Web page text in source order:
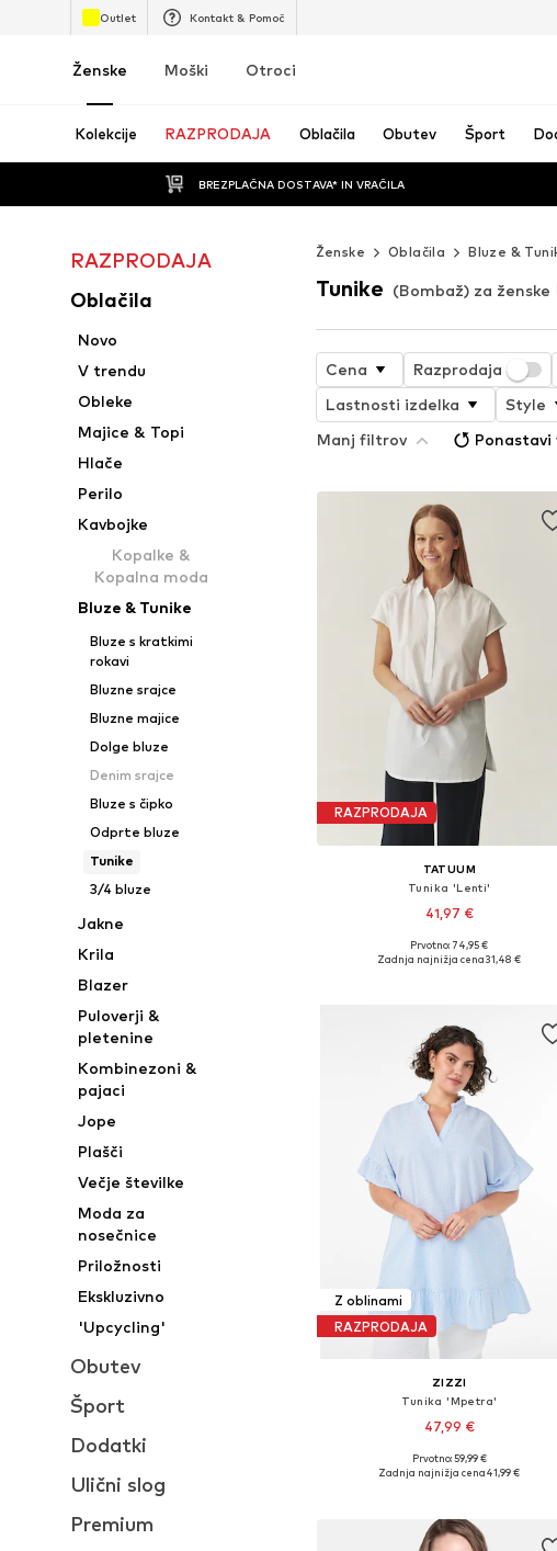
Outlet Kontakt & Pomoč
Ženske Moški Otroci
Kolekcije RAZPRODAJA Oblačila Obutev Šport
BREZPLAČNA DOSTAVA* IN VRAČILA
RAZPRODAJA
Oblačila
Novo
V trendu
Obleke
Majice & Topi
Hlače
Perilo
Kavbojke
Kopalke &
Kopalna moda
Bluze & Tunike
Bluze s kratkimi
rokavi
Bluzne srajce
Bluzne majice
Dolge bluze
Denim srajce
Bluze s čipko
Odprte bluze
Tunike
3/4 bluze
Jakne
Krila
Blazer
Puloverji &
pletenine
Kombinezoni &
pajaci
Jope
Plašči
Večje številke
Moda za
nosečnice
Priložnosti
Ekskluzivno
'Upcycling'
Obutev
Šport
Dodatki
Ulični slog
Premium
Ženske Oblačila Bluze &
Tunike (Bombaž) za ženske
Cena Razprodaja
Lastnosti izdelka
Style
Manj filtrov
Ponastavi
RAZPRODAJA
TATUUM
Tunika 'Lenti'
41,97 €
Prvotno: 74,95 €
Zadnja najnižja cena31,48 €
Z oblinami
RAZPRODAJA
ZIZZI
Tunika 'Mpetra'
47,99 €
Prvotno: 59,99 €
Zadnja najnižja cena41,99 €